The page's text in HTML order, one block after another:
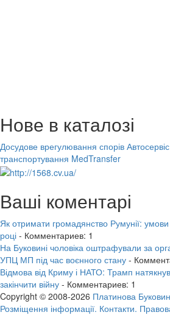
Нове в каталозі
Досудове врегулювання спорів
транспортування MedTransfer
Ваші коментарі
Як отримати громадянство Румунії:
році - Комментариев: 1
На Буковині чоловіка оштрафували за
УПЦ МП під час воєнного стану -
Відмова від Криму і НАТО: Трамп
закінчити війну - Комментариев: 1
Copyright © 2008-2026 Платинова
Розміщення інформації. Контакти.